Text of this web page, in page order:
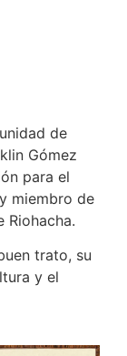
de
Gómez
para el
miembro de
Riohacha.
trato, su
y el